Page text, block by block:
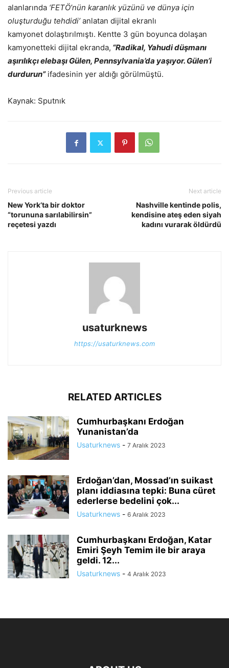
alanlarında ‘FETÖ’nün karanlık yüzünü ve dünya için
oluşturduğu tehdidi’anlatan dijital ekranlı
kamyonet dolaştırılmıştı. Kentte 3 gün boyunca dolaşan
kamyonetteki dijital ekranda, “Radikal, Yahudi düşmanı
aşırılıkçı elebaşı Gülen, Pennsylvania’da yaşıyor. Gülen’i
durdurun”ifadesinin yer aldığı görülmüştü.
Kaynak: Sputnık
Previous article
New York’ta bir doktor
“torununa sarılabilirsin”
reçetesi yazdı
Next article
Nashville kentinde polis,
kendisine ateş eden siyah
kadını vurarak öldürdü
usaturknews
https://usaturknews.com
RELATED ARTICLES
Cumhurbaşkanı Erdoğan
Yunanistan’da
Usaturknews - 7 Aralık 2023
Erdoğan’dan, Mossad’ın suikast
planı iddiasına tepki: Buna cüret
ederlerse bedelini çok...
Usaturknews - 6 Aralık 2023
Cumhurbaşkanı Erdoğan, Katar
Emiri Şeyh Temim ile bir araya
geldi. 12...
Usaturknews - 4 Aralık 2023